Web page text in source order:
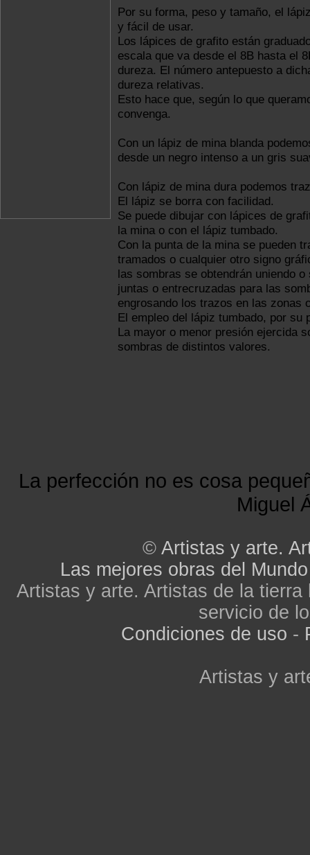
Por su forma, peso y tamaño, el
y fácil de usar.
Los lápices de grafito están
escala que va desde el 8B hasta el
dureza. El número antepuesto a
dureza relativas.
Esto hace que, según lo que
convenga.
Con un lápiz de mina blanda
desde un negro intenso a un gris
Con lápiz de mina dura podemos
El lápiz se borra con facilidad.
Se puede dibujar con lápices de
la mina o con el lápiz tumbado.
Con la punta de la mina se pueden
tramados o cualquier otro signo
las sombras se obtendrán uniendo
juntas o entrecruzadas para las
engrosando los trazos en las zonas
El empleo del lápiz tumbado, por su
La mayor o menor presión ejercida
sombras de distintos valores.
La perfección no es cosa
Miguel
© Artistas y arte.
Las mejores obras del Mundo
Artistas y arte. Artistas de la
servicio de
Condiciones de uso -
Artistas y